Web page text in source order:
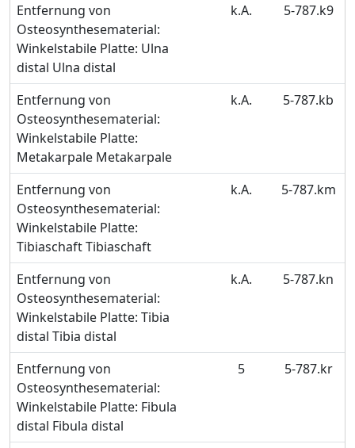
Entfernung von
Osteosynthesematerial:
Winkelstabile Platte: Ulna
distal Ulna distal
k.A. 5-787.k9
Entfernung von
Osteosynthesematerial:
Winkelstabile Platte:
Metakarpale Metakarpale
k.A. 5-787.kb
Entfernung von
Osteosynthesematerial:
Winkelstabile Platte:
Tibiaschaft Tibiaschaft
k.A. 5-787.km
Entfernung von
Osteosynthesematerial:
Winkelstabile Platte: Tibia
distal Tibia distal
k.A. 5-787.kn
Entfernung von
Osteosynthesematerial:
Winkelstabile Platte: Fibula
distal Fibula distal
5 5-787.kr